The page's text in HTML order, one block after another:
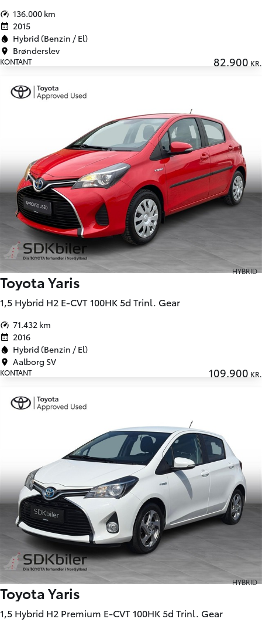
136.000 km
2015
Hybrid (Benzin / El)
Brønderslev
KONTANT 82.900 KR.
HYBRID
Toyota Yaris
1,5 Hybrid H2 E-CVT 100HK 5d Trinl. Gear
71.432 km
2016
Hybrid (Benzin / El)
Aalborg SV
KONTANT 109.900 KR.
HYBRID
Toyota Yaris
1,5 Hybrid H2 Premium E-CVT 100HK 5d Trinl. Gear